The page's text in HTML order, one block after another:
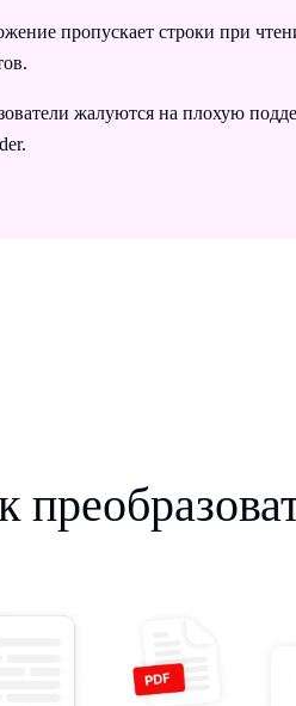
пропускает строки при
жалуются на плохую